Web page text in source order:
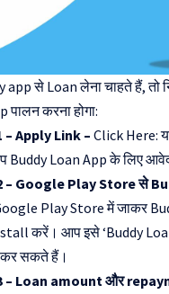
app से Loan लेना चाहते हैं, तो
करना होगा:
Apply Link – Click Here:
Buddy Loan App के लिए
– Google Play Store से
Play Store में जाकर
करें। आप इसे ‘Buddy
सकते हैं।
– Loan amount और